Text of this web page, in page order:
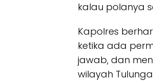
kalau polanya
Kapolres
ketika ada
jawab, dan
wilayah